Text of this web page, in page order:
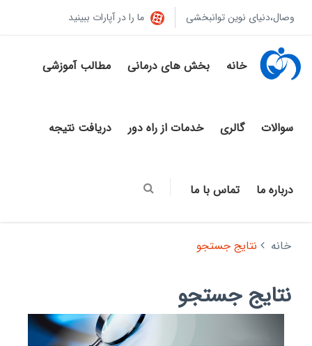
وصال،دنیای نوین توانبخشی ما را در آپارات ببینید
خانه بخش های درمانی مطالب آموزشی
سوالات گالری خدمات از راه دور دریافت نتیجه
درباره ما تماس با ما
خانه نتایج جستجو
نتایج جستجو